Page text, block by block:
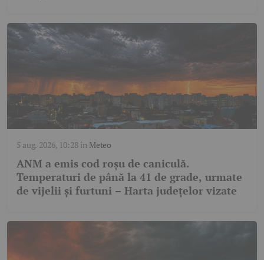
5 aug. 2026, 10:28în Meteo
ANM a emis cod roșu de caniculă.
Temperaturi de până la 41 de grade, urmate
de vijelii și furtuni – Harta județelor vizate